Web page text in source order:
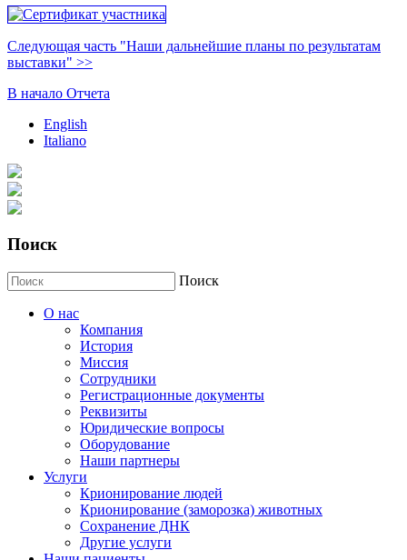
Следующая часть "Наши дальнейшие планы по результатам
выставки" >>
В начало Отчета
English
Italiano
Поиск
Поиск
О нас
Компания
История
Миссия
Сотрудники
Регистрационные документы
Реквизиты
Юридические вопросы
Оборудование
Наши партнеры
Услуги
Крионирование людей
Крионирование (заморозка) животных
Сохранение ДНК
Другие услуги